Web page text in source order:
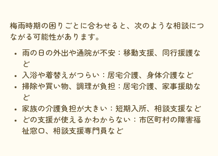
梅雨時期の困りごとに合わせると、次のような相談につ
ながる可能性があります。
雨の日の外出や通院が不安：移動支援、同行援護な
ど
入浴や着替えがつらい：居宅介護、身体介護など
掃除や買い物、調理が負担：居宅介護、家事援助な
ど
家族の介護負担が大きい：短期入所、相談支援など
どの支援が使えるかわからない：市区町村の障害福
祉窓口、相談支援専門員など